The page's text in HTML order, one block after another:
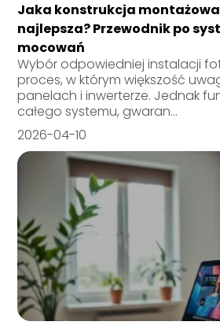
Jaka konstrukcja montażowa
najlepsza? Przewodnik po
mocowań
Wybór odpowiedniej instalacji
proces, w którym większość
panelach i inwerterze. Jednak
całego systemu, gwaran...
2026-04-10